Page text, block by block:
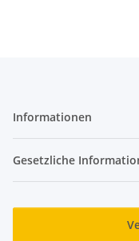
Informationen
Gesetzliche